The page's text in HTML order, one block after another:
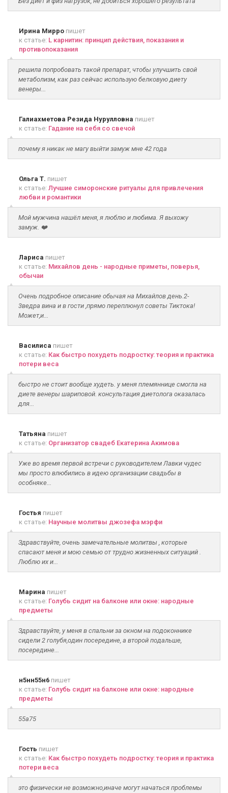
Ирина Мирро пишет
к статье: L карнитин: принцип действия, показания и
противопоказания
решила попробовать такой препарат, чтобы улучшить свой
метаболизм, как раз сейчас использую белковую диету
венеры...
Галиахметова Резида Нурулловна пишет
к статье: Гадание на себя со свечой
почему я никак не магу выйти замуж мне 42 года
Ольга Т. пишет
к статье: Лучшие симоронские ритуалы для привлечения
любви и романтики
Мой мужчина нашёл меня, я люблю и любима. Я выхожу
замуж. ❤️
Лариса пишет
к статье: Михайлов день - народные приметы, поверья,
обычаи
Очень подробное описание обычая на Михайлов день.2-
3ведра вина и в гости ,прямо переплюнул советы Тиктока!
Может,и...
Василиса пишет
к статье: Как быстро похудеть подростку: теория и практика
потери веса
быстро не стоит вообще худеть. у меня племяннице смогла на
диете венеры шариповой. консультация диетолога оказалась
для...
Татьяна пишет
к статье: Организатор свадеб Екатерина Акимова
Уже во время первой встречи с руководителем Лавки чудес
мы просто влюбились в идею организации свадьбы в
особняке...
Гостья пишет
к статье: Научные молитвы джозефа мэрфи
Здравствуйте, очень замечательные молитвы , которые
спасают меня и мою семью от трудно жизненных ситуаций .
Люблю их и...
Марина пишет
к статье: Голубь сидит на балконе или окне: народные
предметы
Здравствуйте, у меня в спальни за окном на подоконнике
сидели 2 голубя,один посередине, а второй подальше,
посередине...
н5нн55н6 пишет
к статье: Голубь сидит на балконе или окне: народные
предметы
55а75
Гость пишет
к статье: Как быстро похудеть подростку: теория и практика
потери веса
это физически не возможно,иначе могут начаться проблемы